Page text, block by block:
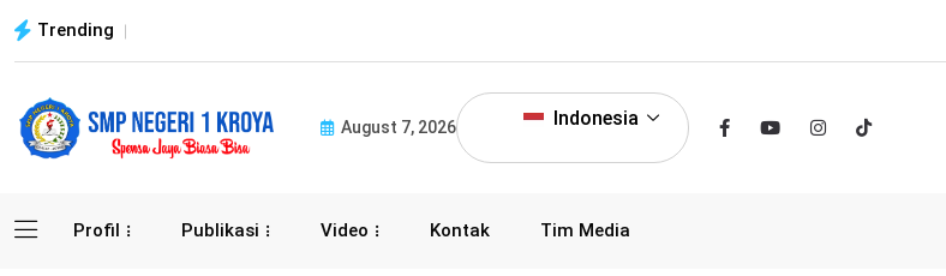
Trending
August 7, 2026 Indonesia
Profil Publikasi Video Kontak Tim Media